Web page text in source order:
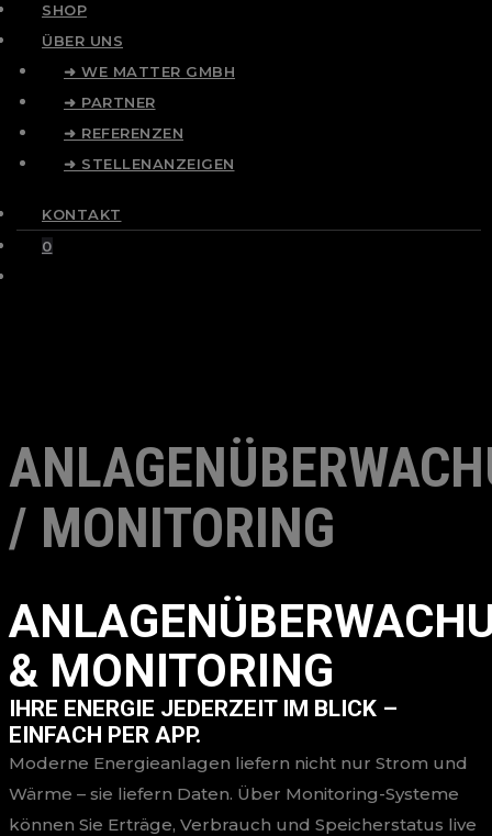
SHOP
ÜBER UNS
➜ WE MATTER GMBH
➜ PARTNER
➜ REFERENZEN
➜ STELLENANZEIGEN
KONTAKT
0
/ MONITORING
& MONITORING
IHRE ENERGIE JEDERZEIT IM BLICK –
EINFACH PER APP.
Moderne Energieanlagen liefern nicht nur Strom und
Wärme – sie liefern Daten. Über Monitoring-Systeme
können Sie Erträge, Verbrauch und Speicherstatus live